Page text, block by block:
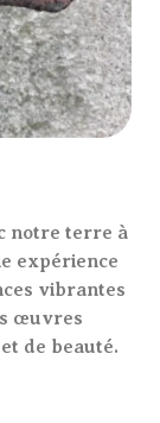
notre terre à
expérience
vibrantes
œuvres
de beauté.